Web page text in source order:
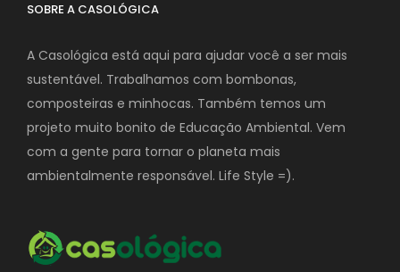
SOBRE A CASOLÓGICA
A Casológica está aqui para ajudar você a ser mais
sustentável. Trabalhamos com bombonas,
composteiras e minhocas. Também temos um
projeto muito bonito de Educação Ambiental. Vem
com a gente para tornar o planeta mais
ambientalmente responsável. Life Style =).